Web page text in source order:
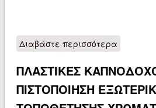
Διαβάστε περισσότερα
ΠΛΑΣΤΙΚΕΣ
ΠΙΣΤΟΠΟΙΗΣΗ